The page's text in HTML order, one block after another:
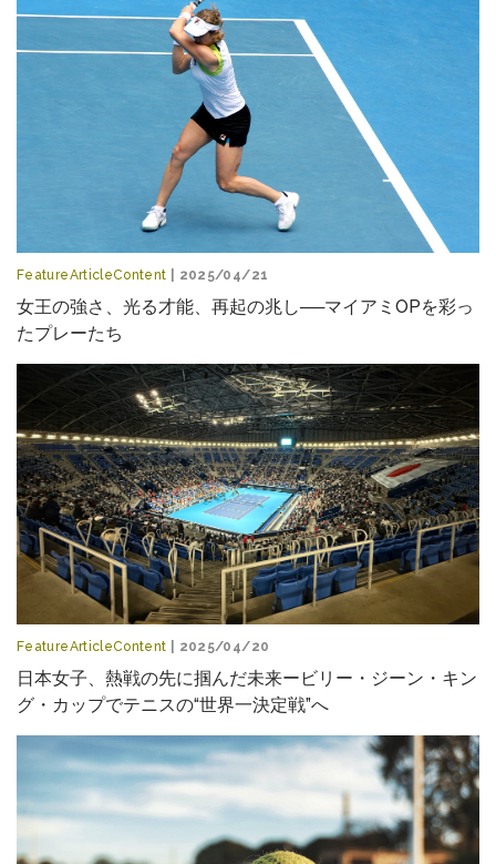
FeatureArticleContent | 2025/04/21
女王の強さ、光る才能、再起の兆し──マイアミOPを彩っ
たプレーたち
FeatureArticleContent | 2025/04/20
日本女子、熱戦の先に掴んだ未来ービリー・ジーン・キン
グ・カップでテニスの“世界一決定戦”へ